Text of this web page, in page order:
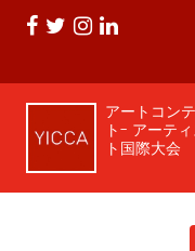
アートコン
ト- アーテ
ト国際大会